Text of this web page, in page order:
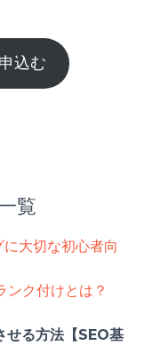
込む
覧
大切な初心者向
ンク付けとは？
る方法【SEO基